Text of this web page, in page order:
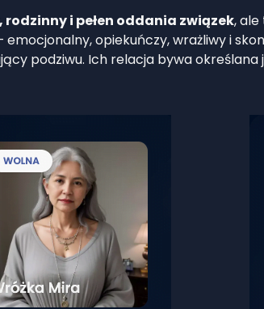
rodzinny i pełen oddania związek,
emocjonalny, opiekuńczy, wrażliwy i
podziwu. Ich relacja bywa określana